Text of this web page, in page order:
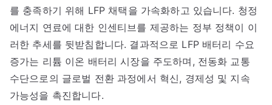
를 충족하기 위해 LFP 채택을 가속화하고 있습니다. 청정
에너지 연료에 대한 인센티브를 제공하는 정부 정책이 이
러한 추세를 뒷받침합니다. 결과적으로 LFP 배터리 수요
증가는 리튬 이온 배터리 시장을 주도하며, 전동화 교통
수단으로의 글로벌 전환 과정에서 혁신, 경제성 및 지속
가능성을 촉진합니다.